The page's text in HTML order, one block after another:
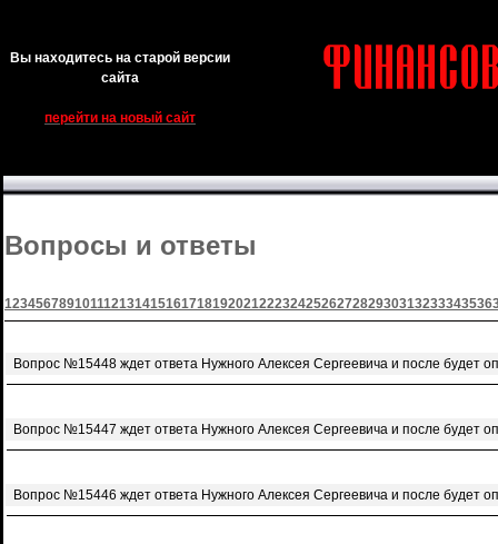
Вы находитесь на старой версии
сайта
перейти на новый сайт
Вопросы и ответы
123456789101112131415161718192021222324252627282930313233343536
Вопрос №15448 ждет ответа Нужного Алексея Сергеевича и после будет
Вопрос №15447 ждет ответа Нужного Алексея Сергеевича и после будет
Вопрос №15446 ждет ответа Нужного Алексея Сергеевича и после будет